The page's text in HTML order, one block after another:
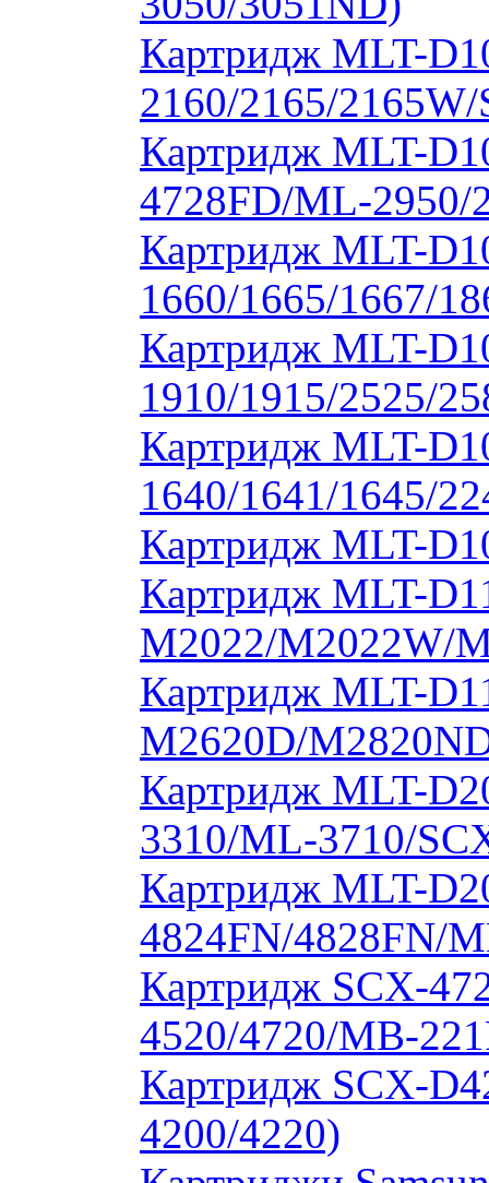
Картридж MLT-
2160/2165/
Картридж MLT-
4728FD/ML-2950/
Картридж MLT-
1660/1665/1667/
Картридж MLT-
1910/1915/2525/
Картридж MLT-
1640/1641/1645/
Картридж MLT-
Картридж MLT-
M2022/M2022W/
Картридж MLT-
M2620D/
Картридж MLT-
3310/ML-3710/
Картридж MLT-
4824FN/4828FN/
Картридж SCX-
4520/4720/MB-
Картридж SCX-
4200/4220)